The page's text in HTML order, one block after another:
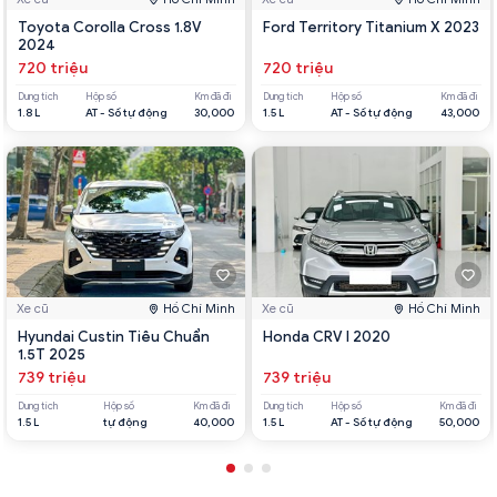
Toyota Corolla Cross 1.8V
2024
720 triệu
Dung tích
1.8 L
Hộp số
AT - Số tự động
Km đã đi
30,000
Xe cũ Hồ Chí Minh
Hyundai Custin Tiêu Chuẩn
1.5T 2025
739 triệu
Dung tích
1.5 L
Hộp số
tự động
Km đã đi
40,000
Ford Territory Titanium X 2023
720 triệu
Dung tích
1.5 L
Hộp số
AT - Số tự động
Km đã đi
43,000
Xe cũ Hồ Chí Minh
Honda CRV l 2020
739 triệu
Dung tích
1.5 L
Hộp số
AT - Số tự động
Km đã đi
50,000